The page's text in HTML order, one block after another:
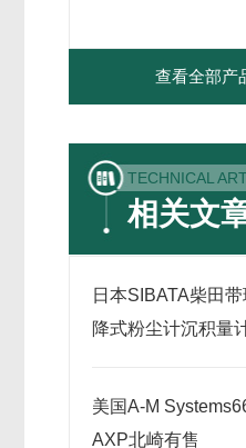
查看全部产
TECHNICAL
相关文
日本SIBATA柴田
降式粉尘计沉积量
美国A-M
AXP北崎有售